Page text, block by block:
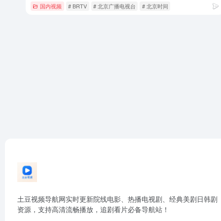
国内视频 # BRTV # 北京广播电视台 # 北京时间
土豆视频导航网实时更新院线电影、热播电视剧、经典美剧日韩剧
资源，支持高清流畅播放，追剧看片必备导航站！